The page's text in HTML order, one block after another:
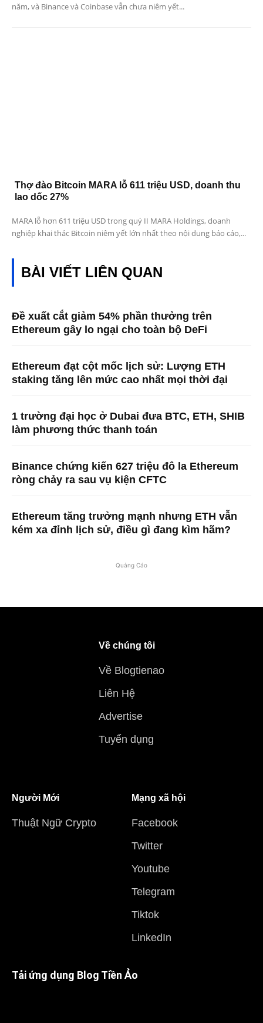
năm, và Binance và Coinbase vẫn chưa niêm yết...
Thợ đào Bitcoin MARA lỗ 611 triệu USD, doanh thu
lao dốc 27%
MARA lỗ hơn 611 triệu USD trong quý II MARA Holdings, doanh
nghiệp khai thác Bitcoin niêm yết lớn nhất theo nội dung báo cáo,...
BÀI VIẾT LIÊN QUAN
Đề xuất cắt giảm 54% phần thưởng trên
Ethereum gây lo ngại cho toàn bộ DeFi
Ethereum đạt cột mốc lịch sử: Lượng ETH
staking tăng lên mức cao nhất mọi thời đại
1 trường đại học ở Dubai đưa BTC, ETH, SHIB
làm phương thức thanh toán
Binance chứng kiến ​​627 triệu đô la Ethereum
ròng chảy ra sau vụ kiện CFTC
Ethereum tăng trưởng mạnh nhưng ETH vẫn
kém xa đỉnh lịch sử, điều gì đang kìm hãm?
Quảng Cáo
Về chúng tôi
Về Blogtienao
Liên Hệ
Advertise
Tuyển dụng
Người Mới
Thuật Ngữ Crypto
Mạng xã hội
Facebook
Twitter
Youtube
Telegram
Tiktok
LinkedIn
Tải ứng dụng Blog Tiền Ảo